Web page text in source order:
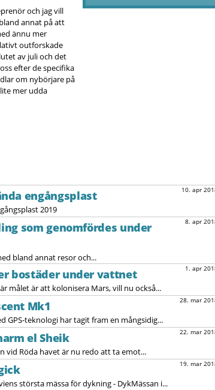
och jag vill
annat på att
ännu mer
outforskade
av juli och det
efter de specifika
om nybörjare på
mer udda
10. apr
engångsplast
2019
8. apr
som genomfördes under
bland annat resor och...
1. apr
bostäder under vattnet
målet är att kolonisera Mars, vill nu också...
28. mar
Mk1
teknologi har tagit fram en mångsidig...
22. mar
el Sheik
vid Röda havet är nu redo att ta emot...
19. mar
största mässa för dykning - DykMässan i...